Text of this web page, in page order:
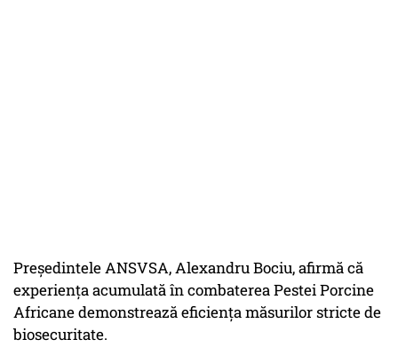
Președintele ANSVSA, Alexandru Bociu, afirmă că
experiența acumulată în combaterea Pestei Porcine
Africane demonstrează eficiența măsurilor stricte de
biosecuritate.